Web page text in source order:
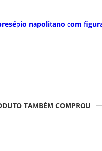
napolitano com
TAMBÉM COMPROU